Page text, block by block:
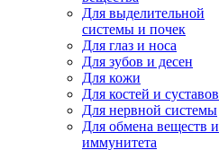
Для выделительной
системы и почек
Для глаз и носа
Для зубов и десен
Для кожи
Для костей и суставов
Для нервной системы
Для обмена веществ и
иммунитета